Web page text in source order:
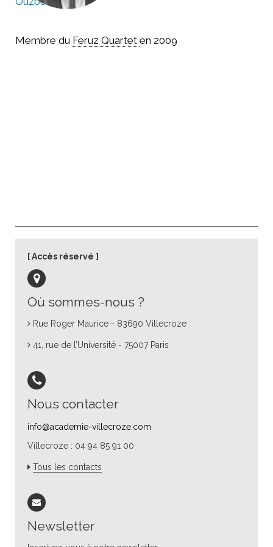
Membre du Feruz Quartet en 2009
Où sommes-nous ?
Rue Roger Maurice - 83690 Villecroze
41, rue de l’Université - 75007 Paris
Nous contacter
info@academie-villecroze.com
Villecroze : 04 94 85 91 00
Tous les contacts
Newsletter
Accès réservé